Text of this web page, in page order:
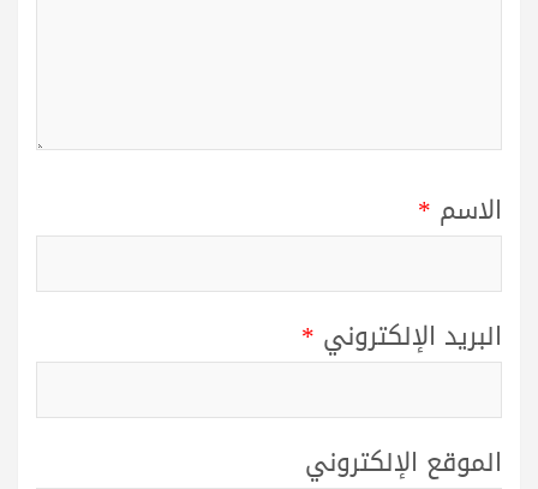
الاسم *
البريد الإلكتروني *
الموقع الإلكتروني